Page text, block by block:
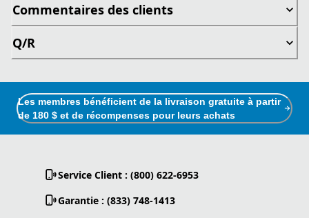
Commentaires des clients
Q/R
Les membres bénéficient de la livraison gratuite à partir
de 180 $ et de récompenses pour leurs achats
Service Client : (800) 622-6953
Garantie : (833) 748-1413